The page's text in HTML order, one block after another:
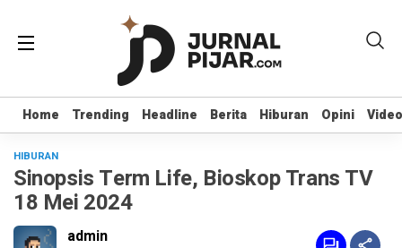
Home Trending Headline Berita Hiburan Opini Video
Home Trending Headline Berita Hiburan Opini Video
HIBURAN
Sinopsis Term Life, Bioskop Trans TV
18 Mei 2024
admin